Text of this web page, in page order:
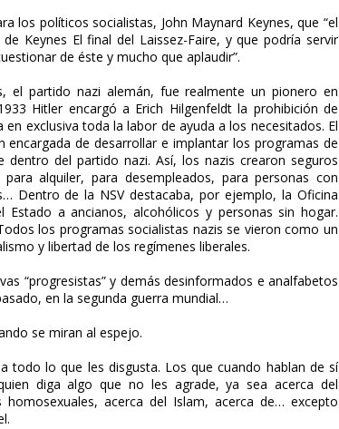
los políticos socialistas, John Maynard Keynes, que “el
Keynes El final del Laissez-Faire, y que podría servir
de éste y mucho que aplaudir”.
el partido nazi alemán, fue realmente un pionero en
Hitler encargó a Erich Hilgenfeldt la prohibición de
exclusiva toda la labor de ayuda a los necesitados. El
encargada de desarrollar e implantar los programas de
dentro del partido nazi. Así, los nazis crearon seguros
alquiler, para desempleados, para personas con
Dentro de la NSV destacaba, por ejemplo, la Oficina
a ancianos, alcohólicos y personas sin hogar.
los programas socialistas nazis se vieron como un
y libertad de los regímenes liberales.
“progresistas” y demás desinformados e analfabetos
en la segunda guerra mundial…
se miran al espejo.
todo lo que les disgusta. Los que cuando hablan de sí
diga algo que no les agrade, ya sea acerca del
acerca del Islam, acerca de… excepto